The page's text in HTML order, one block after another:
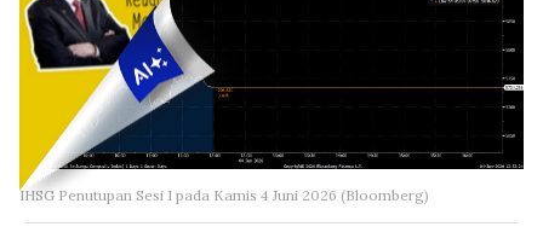
IHSG Penutupan Sesi I pada Kamis 4 Juni 2026 (Bloomberg)